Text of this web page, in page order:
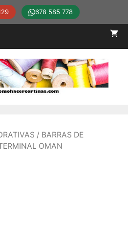
678 585 778
/ BARRAS DE
OMAN